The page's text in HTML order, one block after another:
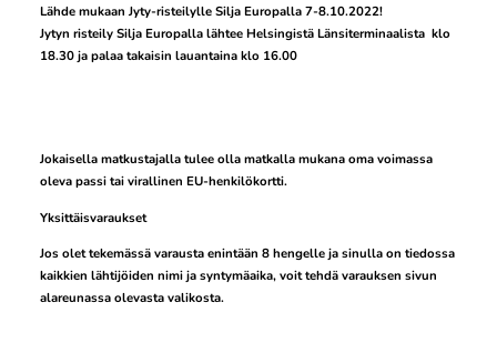
Lähde mukaan Jyty-risteilylle Silja Europalla 7-8.10.2022!
Jytyn risteily Silja Europalla lähtee Helsingistä Länsiterminaalista klo
18.30 ja palaa takaisin lauantaina klo 16.00
Jokaisella matkustajalla tulee olla matkalla mukana oma voimassa
oleva passi tai virallinen EU-henkilökortti.
Yksittäisvaraukset
Jos olet tekemässä varausta enintään 8 hengelle ja sinulla on tiedossa
kaikkien lähtijöiden nimi ja syntymäaika, voit tehdä varauksen sivun
alareunassa olevasta valikosta.